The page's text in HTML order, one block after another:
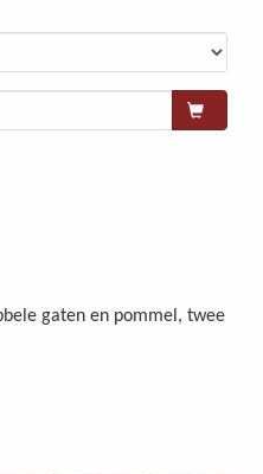
gaten en pommel, twee